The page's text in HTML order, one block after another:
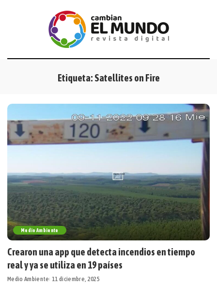
Etiqueta: Satellites on Fire
Medio Ambiente
Crearon una app que detecta incendios en tiempo
real y ya se utiliza en 19 países
Medio Ambiente 11 diciembre, 2025